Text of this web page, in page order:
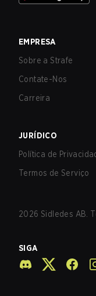
EMPRESA
Sobre a Strafe
Contate-Nos
Carreira
JURÍDICO
Política de
Termos de Serviço
2026 Sidledes AB.
SIGA